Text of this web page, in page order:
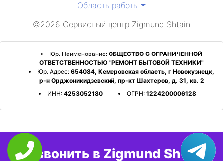
Область работы
©2026 Сервисный центр Zigmund Shtain
Юр. Наименование: ОБЩЕСТВО С ОГРАНИЧЕННОЙ
ОТВЕТСТВЕННОСТЬЮ "РЕМОНТ БЫТОВОЙ ТЕХНИКИ"
Юр. Адрес: 654084, Кемеровская область, г Новокузнецк,
р-н Орджоникидзевский, пр-кт Шахтеров, д. 31, кв. 2
ИНН: 4253052180 ОГРН: 1224200006128
Позвонить в Zigmund Shtain